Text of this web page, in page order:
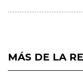
MÁS DE LA